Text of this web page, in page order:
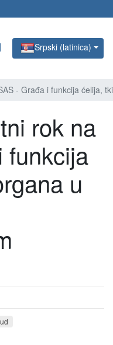
Srpski (latinica)
- Građa i funkcija ćelija,
rok na
funkcija
u